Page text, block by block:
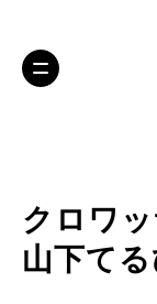
クロワ
山下て